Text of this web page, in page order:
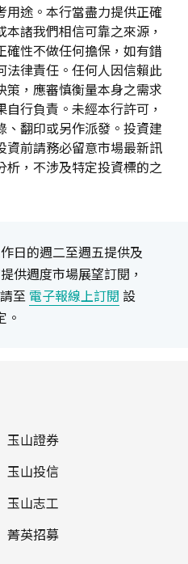
途。本行當盡力提供正確
諸我們相信可靠之來源，
性不做任何擔保，如有錯
律責任。任何人因信賴此
策，應審慎衡量本身之需求
行負責。未經本行許可，
、翻印或另作派發。投資建
資前請務必留意市場最新訊
析，不涉及特定投資標的之
日的週二至週五提供及
供週度市場展望訂閱，
至 電子報線上訂閱 設
。
玉山證券
玉山投信
玉山志工
菁英招募